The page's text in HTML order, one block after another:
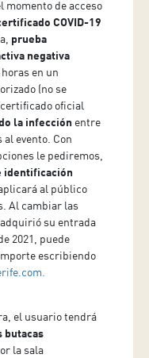
momento de acceso
COVID-19
prueba
negativa
en un
(no se
oficial
la infección entre
al evento. Con
le pediremos,
identificación
al público
Al cambiar las
su entrada
2021, puede
escribiendo
el usuario tendrá
butacas
la sala